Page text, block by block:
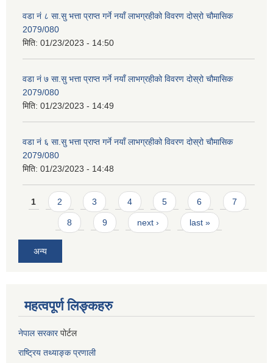
वडा नं ८ सा.सु भत्ता प्राप्त गर्ने नयाँ लाभग्रहीको विवरण दोस्रो चौमासिक
2079/080
मिति: 01/23/2023 - 14:50
वडा नं ७ सा.सु भत्ता प्राप्त गर्ने नयाँ लाभग्रहीको विवरण दोस्रो चौमासिक
2079/080
मिति: 01/23/2023 - 14:49
वडा नं ६ सा.सु भत्ता प्राप्त गर्ने नयाँ लाभग्रहीको विवरण दोस्रो चौमासिक
2079/080
मिति: 01/23/2023 - 14:48
Pages
1 2 3 4 5 6 7
8 9 next › last »
अन्य
महत्वपूर्ण लिङ्कहरु
नेपाल सरकारपोर्टल
राष्ट्रिय तथ्याङ्क प्रणाली